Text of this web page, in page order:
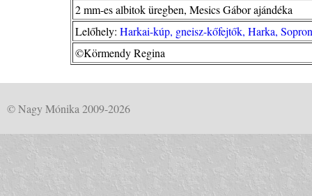
2 mm-es albitok üregben, Mesics Gábor ajándéka
Lelőhely: Harkai-kúp, gneisz-kőfejtők, Harka,
©Körmendy Regina
© Nagy Mónika 2009-2026